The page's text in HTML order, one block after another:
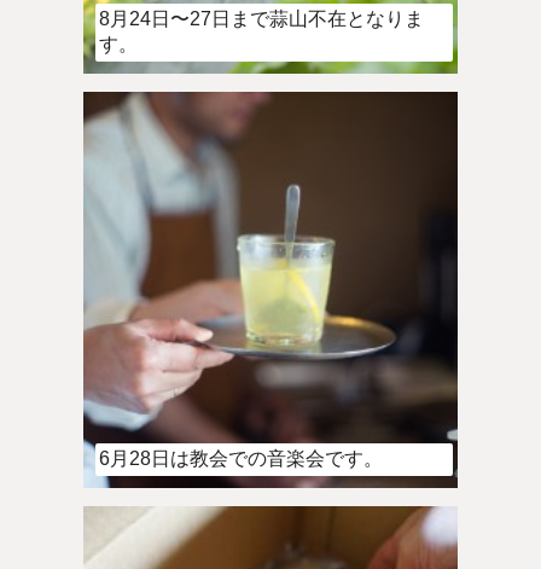
8月24日〜27日まで蒜山不在となりま
す。
6月28日は教会での音楽会です。